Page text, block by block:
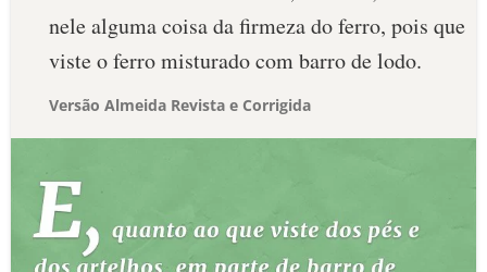
nele alguma coisa da firmeza do ferro, pois que
viste o ferro misturado com barro de lodo.
Versão Almeida Revista e Corrigida